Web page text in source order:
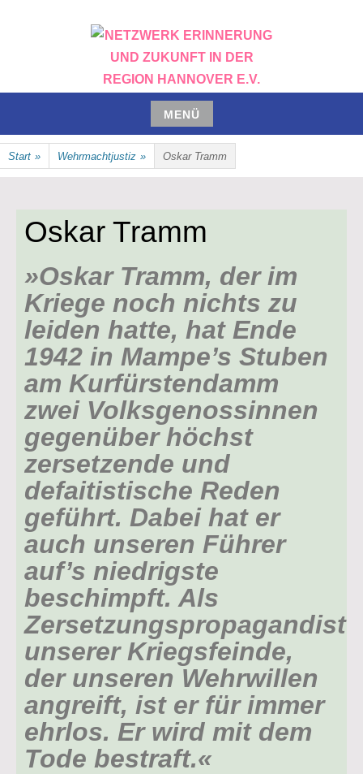
NETZWERK ERINNERUNG UND
ZUKUNFT IN DER REGION
HANNOVER E.V.
MENÜ
Start » Wehrmachtjustiz » Oskar Tramm
Oskar Tramm
»Oskar Tramm, der im
Kriege noch nichts zu
leiden hatte, hat Ende
1942 in Mampe’s Stuben
am Kurfürstendamm
zwei Volksgenossinnen
gegenüber höchst
zersetzende und
defaitistische Reden
geführt. Dabei hat er
auch unseren Führer
auf’s niedrigste
beschimpft. Als
Zersetzungspropagandist
unserer Kriegsfeinde,
der unseren Wehrwillen
angreift, ist er für immer
ehrlos. Er wird mit dem
Tode bestraft.«